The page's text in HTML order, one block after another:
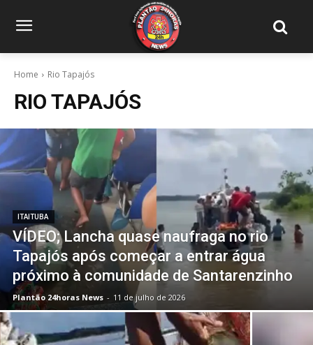
Home Rio Tapajós
RIO TAPAJÓS
ITAITUBA
VÍDEO; Lancha quase naufraga no rio
Tapajós após começar a entrar água
próximo à comunidade de Santarenzinho
Plantão 24horas News - 11 de julho de 2026